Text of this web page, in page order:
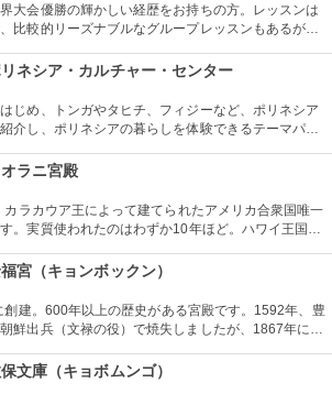
大会優勝の輝かしい経歴をお持ちの方。レッスンは
比較的リーズナブルなグループレッスンもあるが、
も基本動作からきちんと学んで、いざ海へ！
ネシア・カルチャー・センター
じめ、トンガやタヒチ、フィジーなど、ポリネシア
介し、ポリネシアの暮らしを体験できるテーマパー
できます。半日かけてじっくり楽しめます。
ラニ宮殿
カラカウア王によって建てられたアメリカ合衆国唯一
。実質使われたのはわずか10年ほど。ハワイ王国滅
般公開されました。豪華絢爛な調度品は当時の4割程
か。
宮（キョンボックン）
創建。600年以上の歴史がある宮殿です。1592年、豊
鮮出兵（文禄の役）で焼失しましたが、1867年に再
たが、もとの姿に戻そうという動きが現在まで続いて
文庫（キョボムンゴ）